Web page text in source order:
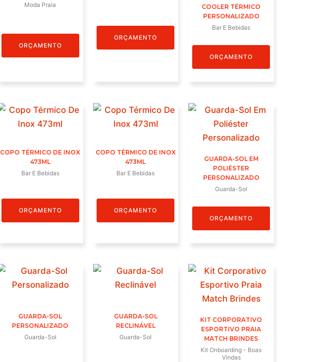
Moda Praia
ORÇAMENTO
ORÇAMENTO
COOLER TÉRMICO
PERSONALIZADO
Bar E Bebidas
ORÇAMENTO
COPO TÉRMICO DE INOX
473ML
Bar E Bebidas
ORÇAMENTO
COPO TÉRMICO DE INOX
473ML
Bar E Bebidas
ORÇAMENTO
GUARDA-SOL EM
POLIÉSTER
PERSONALIZADO
Guarda-Sol
ORÇAMENTO
GUARDA-SOL
PERSONALIZADO
Guarda-Sol
GUARDA-SOL
RECLINÁVEL
Guarda-Sol
KIT CORPORATIVO
ESPORTIVO PRAIA
MATCH BRINDES
Kit Onboarding - Boas
Vindas